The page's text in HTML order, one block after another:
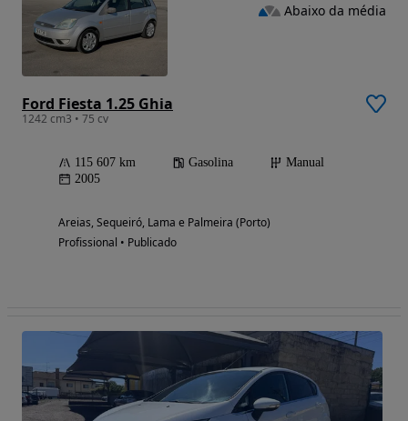
Ford Fiesta 1.25 Ghia
1242 cm3 • 75 cv
115 607 km Gasolina
Manual
2005
Areias, Sequeiró, Lama e Palmeira (Porto)
Profissional • Publicado
Abaixo da média